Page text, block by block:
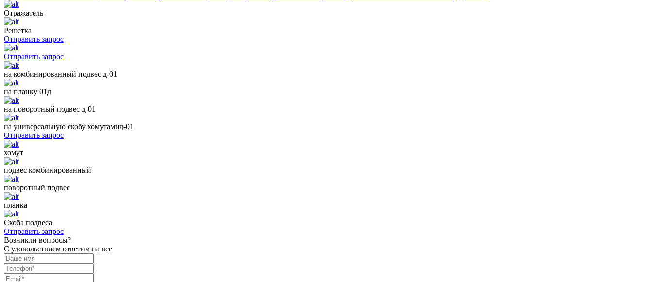
Отражатель
Решетка
Отправить запрос
Отправить запрос
на комбинированный подвес д-01
на планку 01д
на поворотный подвес д-01
на универсальную скобу хомутамид-01
Отправить запрос
хомут
подвес комбинированный
поворотный подвес
планка
Скоба подвеса
Отправить запрос
Возникли вопросы?
С удовольствием ответим на все